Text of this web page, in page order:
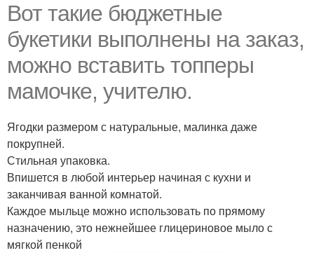
Вот такие бюджетные
букетики выполнены на заказ,
можно вставить топперы
мамочке, учителю.
Ягодки размером с натуральные, малинка даже
покрупней.
Стильная упаковка.
Впишется в любой интерьер начиная с кухни и
заканчивая ванной комнатой.
Каждое мыльце можно использовать по прямому
назначению, это нежнейшее глицериновое мыло с
мягкой пенкой